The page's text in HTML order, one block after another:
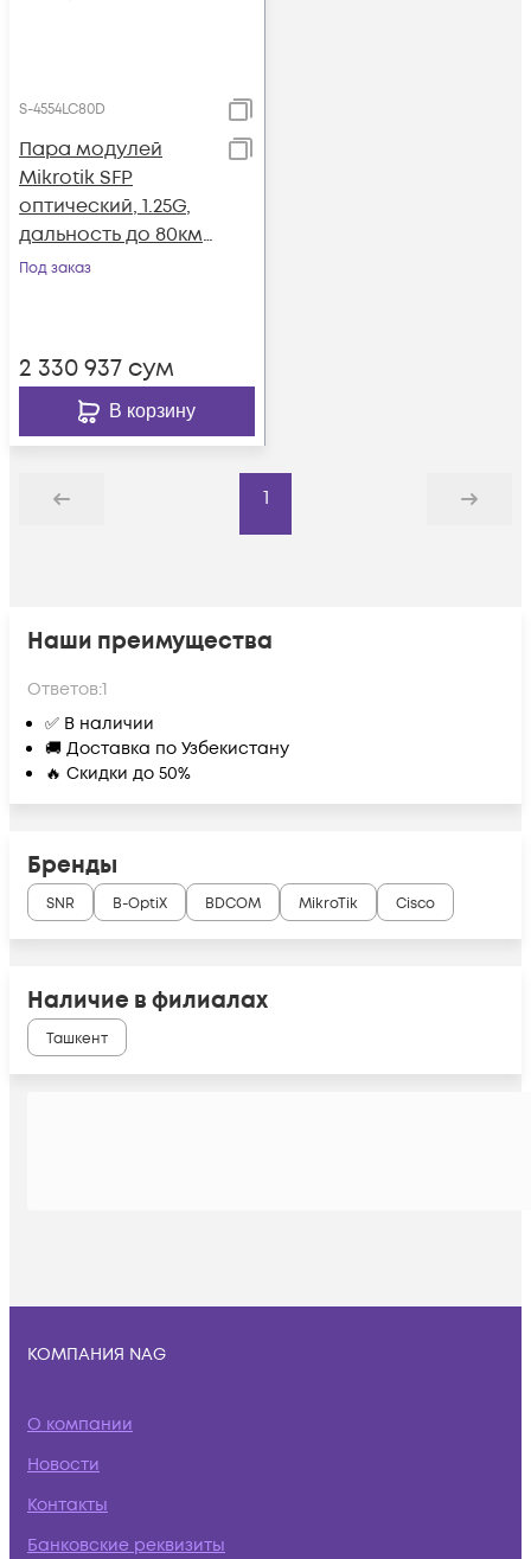
S-4554LC80D
Пара модулей
Mikrotik SFP
оптический, 1.25G,
дальность до 80км,
1490/1550нм
Под заказ
2 330 937 сум
В корзину
Назад
1
Дальше
Наши преимущества
Ответов:1
✅ В наличии
🚚 Доставка по Узбекистану
🔥 Скидки до 50%
Бренды
SNR B-OptiX BDCOM MikroTik Cisco
Наличие в филиалах
Ташкент
КОМПАНИЯ NAG
О компании
Новости
Контакты
Банковские реквизиты